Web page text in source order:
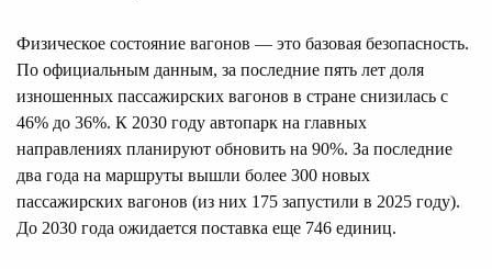
Физическое состояние вагонов — это базовая безопасность.
По официальным данным, за последние пять лет доля
изношенных пассажирских вагонов в стране снизилась с
46% до 36%. К 2030 году автопарк на главных
направлениях планируют обновить на 90%. За последние
два года на маршруты вышли более 300 новых
пассажирских вагонов (из них 175 запустили в 2025 году).
До 2030 года ожидается поставка еще 746 единиц.